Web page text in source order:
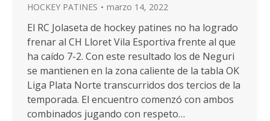
HOCKEY PATINES marzo 14, 2022
El RC Jolaseta de hockey patines no ha logrado
frenar al CH Lloret Vila Esportiva frente al que
ha caído 7-2. Con este resultado los de Neguri
se mantienen en la zona caliente de la tabla OK
Liga Plata Norte transcurridos dos tercios de la
temporada. El encuentro comenzó con ambos
combinados jugando con respeto…